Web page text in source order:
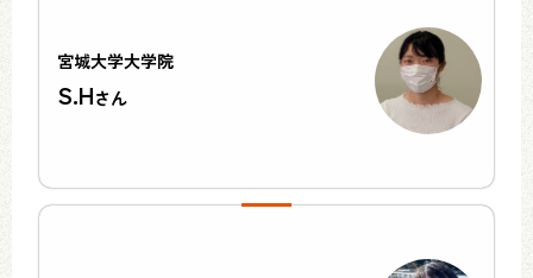
宮城大学大学院
S.Hさん